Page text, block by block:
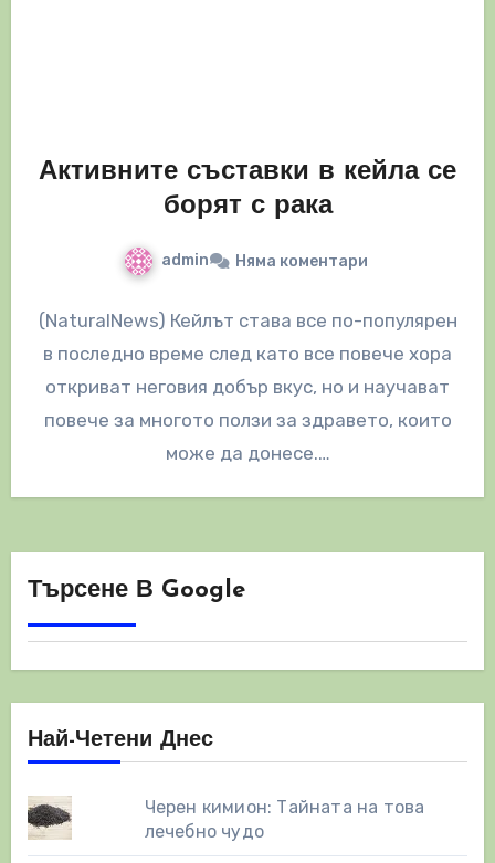
Активните съставки в кейла се
борят с рака
admin Няма коментари
(NaturalNews) Кейлът става все по-популярен
в последно време след като все повече хора
откриват неговия добър вкус, но и научават
повече за многото ползи за здравето, които
може да донесе.…
Търсене В Google
Най-Четени Днес
Черен кимион: Тайната на това
лечебно чудо